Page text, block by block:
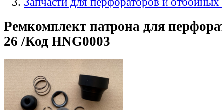
Ремкомплект патрона для
26 /Код HNG0003